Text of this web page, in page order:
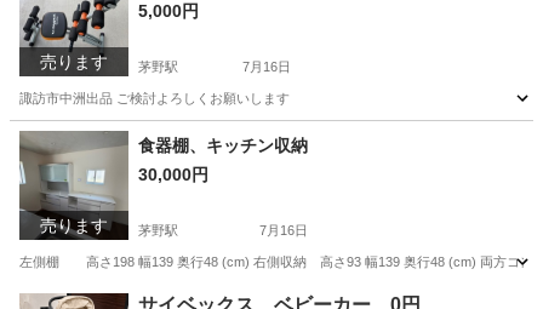
売ります
5,000円
茅野駅 7月16日
諏訪市中洲出品 ご検討よろしくお願いします
長野 諏訪市 茅野駅 フィットネス、トレーニング
売ります
食器棚、キッチン収納
30,000円
茅野駅 7月16日
左側棚 高さ198 幅139 奥行48 (cm) 右側収納 高さ93 幅139 奥行48 (cm) 両方コン
長野 諏訪市 茅野駅 収納家具
サイベックス ベビーカー 0円